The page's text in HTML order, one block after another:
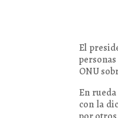
El
ONU
En
con la